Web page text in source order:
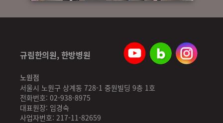
규림한의원, 한방병원
노원점
서울시 노원구 상계동 728-1 중원빌딩 9층 1호
전화번호: 02-938-8975
대표원장: 임경숙
사업자번호: 217-11-82659